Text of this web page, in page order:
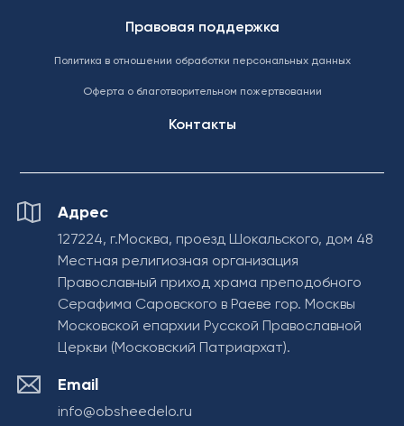
Правовая поддержка
Политика в отношении обработки персональных данных
Оферта о благотворительном пожертвовании
Контакты
Адрес
127224, г.Москва, проезд Шокальского, дом 48
Местная религиозная организация
Православный приход храма преподобного
Серафима Саровского в Раеве гор. Москвы
Московской епархии Русской Православной
Церкви (Московский Патриархат).
Email
info@obsheedelo.ru